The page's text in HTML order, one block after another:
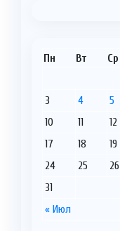
Пн Вт Ср
« Июл
3
4 5
10
11 12
17
18 19
24
25 26
31